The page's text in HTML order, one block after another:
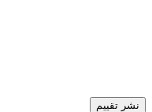
نشر تقييم